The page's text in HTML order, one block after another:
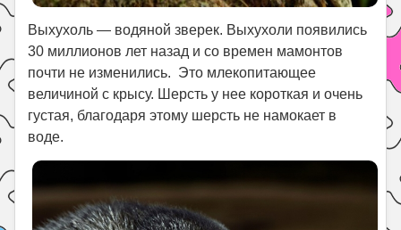
Выхухоль — водяной зверек. Выхухоли появились
30 миллионов лет назад и со времен мамонтов
почти не изменились. Это млекопитающее
величиной с крысу. Шерсть у нее короткая и очень
густая, благодаря этому шерсть не намокает в
воде.